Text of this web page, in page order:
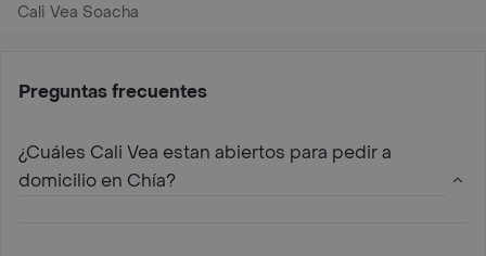
Cali Vea Soacha
Preguntas frecuentes
¿Cuáles Cali Vea estan abiertos para pedir a
domicilio en Chía?